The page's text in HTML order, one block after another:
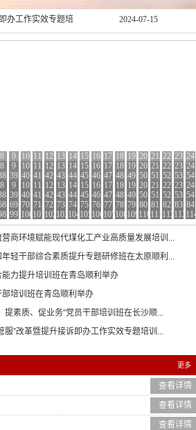
办工作实效专题培
开发应用暨统计系
2024-07-15
训班在杭州顺利结
2024-07-11
能力提升培训班在
班在福建顺利举办
8 9 10 11 12 13 14 15 16 17 18 19 20 21 22 23 24
8 9 10 11 12 13 14 15 16 17 18 19 20 21 22 23 24
39 40 41 42 43 44 45 46 47 48 49 50 51 52 53 54
8 9 10 11 12 13 14 15 16 17 18 19 20 21 22 23 24
39 40 41 42 43 44 45 46 47 48 49 50 51 52 53 54
69 70 71 72 73 74 75 76 77 78 79 80 81 82 83 84
99 100 101 102 103 104 105 106 107 108 109 110 111 112 113 114
8 9 10 11 12 13 14 15 16 17 18 19 20 21 22 23 24
39 40 41 42 43 44 45 46 47 48 49 50 51 52 53 54
8 9 10 11 12 13 14 15 16 17 18 19 20 21 22 23 24
39 40 41 42 43 44 45 46 47 48 49 50 51 52 53 54
69 70 71 72 73 74 75 76 77 78 79 80 81 82 83 84
99 100 101 102 103 104 105 106 107 108 109 110 111 112 113 114
8 9 10 11 12 13 14 15 16 17 18 19 20 21 22 23 24
39 40 41 42 43 44 45 46 47 48 49 50 51 52 53 54
69 70 71 72 73 74 75 76 77 78 79 80 81 82 83 84
99 100 101 102 103 104 105 106 107 108 109 110 111 112 113 114
营商环境赋能现代煤化工产业高质量发展培训...
年轻干部综合素质提升专题研修班在太原顺利...
能力提升培训班在青岛顺利举办
部培训班在青岛顺利举办
提素质、促业务”党员干部培训班在长沙顺...
服”改革暨提升接诉即办工作实效专题培训...
更多
查看详情
查看详情
查看详情